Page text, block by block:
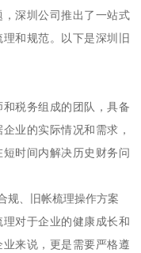
深圳公司推出了一站式
和规范。以下是深圳旧
税务组成的团队，具备
业的实际情况和需求，
时间内解决历史财务问
规、旧帐梳理操作方案
对于企业的健康成长和
来说，更是需要严格遵